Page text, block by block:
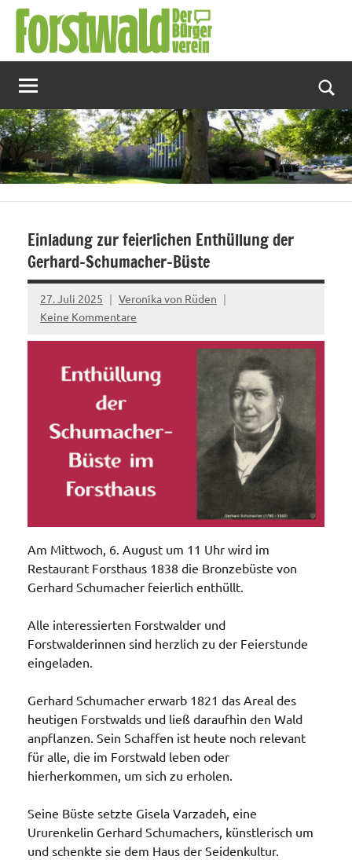
Zum
Inhalt
springen
Einladung zur feierlichen Enthüllung der
Gerhard-Schumacher-Büste
27. Juli 2025
Veronika von Rüden
Keine Kommentare
Am Mittwoch, 6. August um 11 Uhr wird im
Restaurant Forsthaus 1838 die Bronzebüste von
Gerhard Schumacher feierlich enthüllt.
Alle interessierten Forstwalder und
Forstwalderinnen sind herzlich zu der Feierstunde
eingeladen.
Gerhard Schumacher erwarb 1821 das Areal des
heutigen Forstwalds und ließ daraufhin den Wald
anpflanzen. Sein Schaffen ist heute noch relevant
für alle, die im Forstwald leben oder
hierherkommen, um sich zu erholen.
Seine Büste setzte Gisela Varzadeh, eine
Ururenkelin Gerhard Schumachers, künstlerisch um
und schenkte sie dem Haus der Seidenkultur.